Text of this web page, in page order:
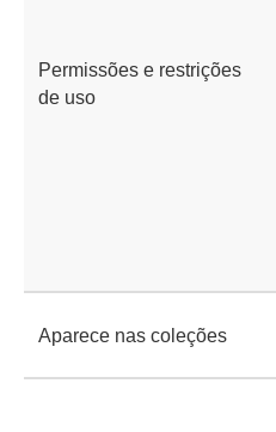
Permissões e restrições
de uso
Aparece nas coleções